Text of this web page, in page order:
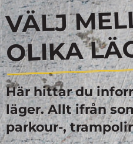
VÄLJ
OLIKA
Här hittar du
läger. Allt ifrån
parkour-,